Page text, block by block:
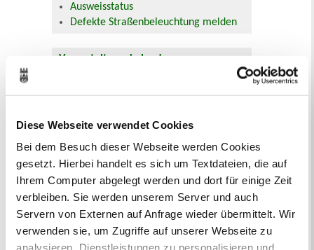
Diese Webseite verwendet Cookies
Bei dem Besuch dieser Webseite werden Cookies
gesetzt. Hierbei handelt es sich um Textdateien, die auf
Ihrem Computer abgelegt werden und dort für einige Zeit
verbleiben. Sie werden unserem Server und auch
Servern von Externen auf Anfrage wieder übermittelt. Wir
verwenden sie, um Zugriffe auf unserer Webseite zu
analysieren, Dienstleistungen zu personalisieren und
Ausweisstatus
Defekte Straßenbeleuchtung melden
Veranstaltungskalender
1
10
11 12 13 14 15
16
17
18 19 20 21 22
23
Veranstaltungskategorie